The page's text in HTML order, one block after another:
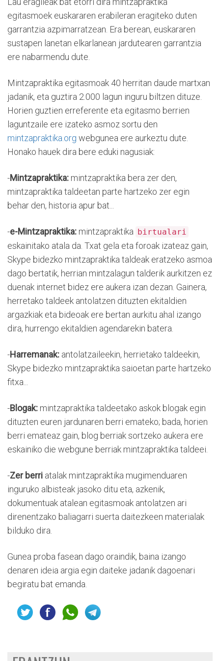
egitasmoek euskararen erabileran eragiteko duten
garrantzia azpimarratzean. Era berean, euskararen
sustapen lanetan elkarlanean jardutearen garrantzia
ere nabarmendu dute.
Mintzapraktika egitasmoak 40 herritan daude martxan
jadanik, eta guztira 2.000 lagun inguru biltzen dituze.
Horien guztien erreferente eta egitasmo berrien
laguntzaile ere izateko asmoz sortu den
mintzapraktika.org webgunea ere aurkeztu dute.
Honako hauek dira bere eduki nagusiak:
-Mintzapraktika: mintzapraktika bera zer den,
mintzapraktika taldeetan parte hartzeko zer egin
behar den, historia apur bat...
-e-Mintzapraktika: mintzapraktika birtualari
eskainitako atala da. Txat gela eta foroak izateaz gain,
Skype bidezko mintzapraktika taldeak eratzeko asmoa
dago bertatik, herrian mintzalagun talderik aurkitzen ez
duenak internet bidez ere aukera izan dezan. Gainera,
herretako taldeek antolatzen dituzten ekitaldien
argazkiak eta bideoak ere bertan aurkitu ahal izango
dira, hurrengo ekitaldien agendarekin batera.
-Harremanak: antolatzaileekin, herrietako taldeekin,
Skype bidezko mintzapraktika saioetan parte hartzeko
fitxa...
-Blogak: mintzapraktika taldeetako askok blogak egin
dituzten euren jardunaren berri emateko; bada, horien
berri emateaz gain, blog berriak sortzeko aukera ere
eskainiko die webgune berriak mintzapraktika taldeei.
-Zer berri atalak mintzapraktika mugimenduaren
inguruko albisteak jasoko ditu eta, azkenik,
dokumentuak atalean egitasmoak antolatzen ari
direnentzako baliagarri suerta daitezkeen materialak
bilduko dira.
Gunea proba fasean dago oraindik, baina izango
denaren ideia argia egin daiteke jadanik dagoenari
begiratu bat emanda.